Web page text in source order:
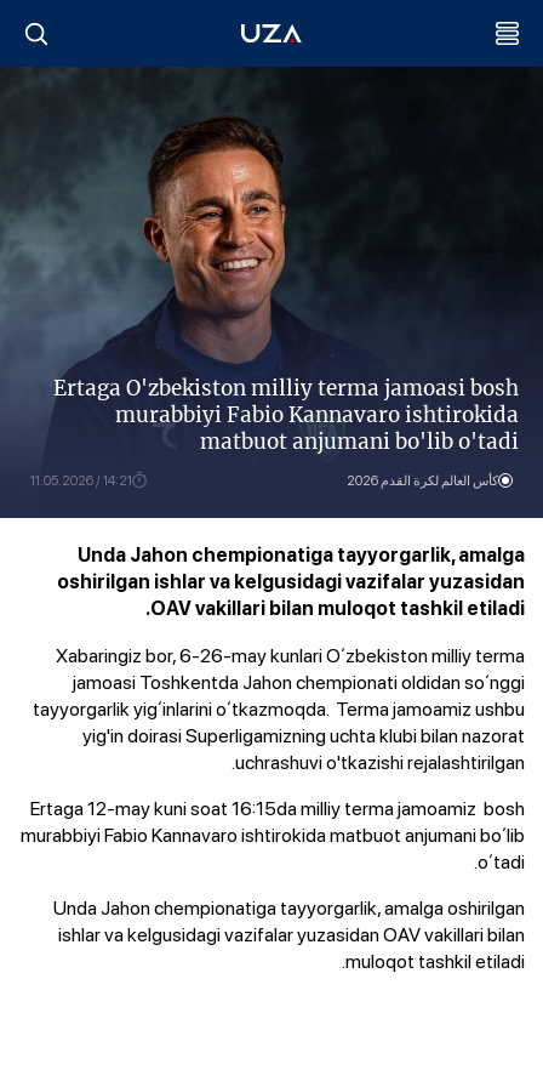
Ertaga O'zbekiston milliy terma jamoasi bosh
murabbiyi Fabio Kannavaro ishtirokida
matbuot anjumani bo'lib o'tadi
كأس العالم لكرة القدم 2026 14:21 / 11.05.2026
Unda Jahon chempionatiga tayyorgarlik, amalga
oshirilgan ishlar va kelgusidagi vazifalar yuzasidan
OAV vakillari bilan muloqot tashkil etiladi.
Xabaringiz bor, 6-26-may kunlari Oʻzbekiston milliy terma
jamoasi Toshkentda Jahon chempionati oldidan soʻnggi
tayyorgarlik yigʻinlarini oʻtkazmoqda. Terma jamoamiz ushbu
yig'in doirasi Superligamizning uchta klubi bilan nazorat
uchrashuvi o'tkazishi rejalashtirilgan.
Ertaga 12-may kuni soat 16:15da milliy terma jamoamiz bosh
murabbiyi Fabio Kannavaro ishtirokida matbuot anjumani boʻlib
oʻtadi.
Unda Jahon chempionatiga tayyorgarlik, amalga oshirilgan
ishlar va kelgusidagi vazifalar yuzasidan OAV vakillari bilan
muloqot tashkil etiladi.